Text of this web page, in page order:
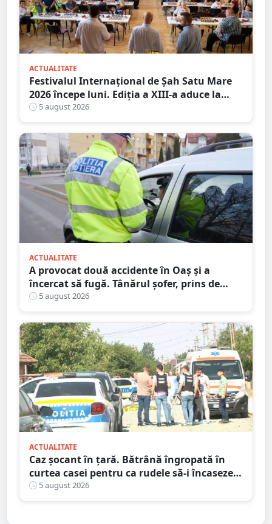
ACTUALITATE
Festivalul Internațional de Șah Satu Mare
2026 începe luni. Ediția a XIII-a aduce la
start peste 120 de participanți și șahiști din
șase țări.
5 august 2026
ACTUALITATE
A provocat două accidente în Oaș și a
încercat să fugă. Tânărul șofer, prins de
polițiștii sătmăreni. Încălcări grave ale
Codului Rutier
5 august 2026
ACTUALITATE
Caz șocant în țară. Bătrână îngropată în
curtea casei pentru ca rudele să-i încaseze
pensia
5 august 2026